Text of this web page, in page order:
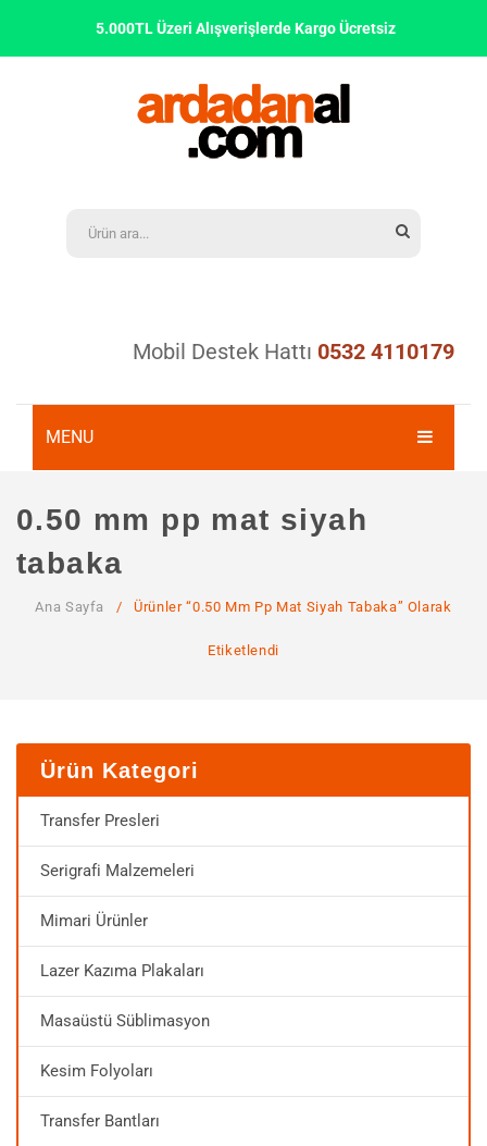
5.000TL Üzeri Alışverişlerde Kargo Ücretsiz
Mobil Destek Hattı 0532 4110179
MENU
İLETIŞIM
HESABIM
0.50 mm pp mat siyah
tabaka
Ana Sayfa / Ürünler “0.50 Mm Pp Mat Siyah Tabaka” Olarak
Etiketlendi
Ürün Kategori
Transfer Presleri
Serigrafi Malzemeleri
Mimari Ürünler
Lazer Kazıma Plakaları
Masaüstü Süblimasyon
Kesim Folyoları
Transfer Bantları